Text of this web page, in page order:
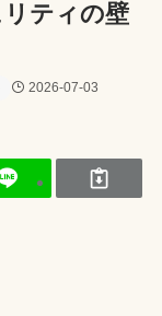
ティの壁
2026-07-03